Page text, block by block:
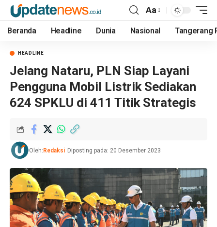
Aa
Beranda Headline Dunia Nasional Tangerang
HEADLINE
Jelang Nataru, PLN Siap Layani
Pengguna Mobil Listrik Sediakan
624 SPKLU di 411 Titik Strategis
Oleh: Redaksi Diposting pada: 20 Desember 2023